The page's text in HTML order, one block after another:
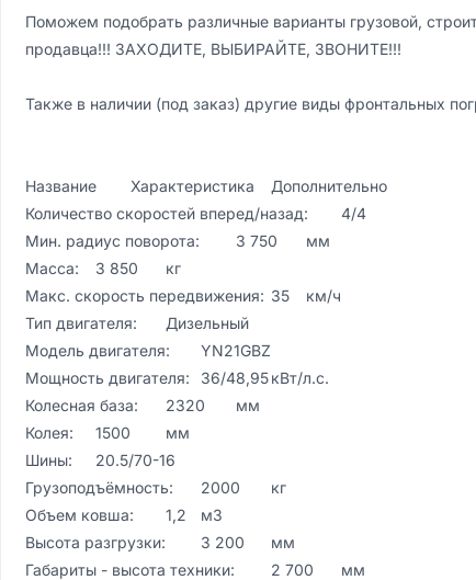
Поможем подобрать различные варианты грузовой,
продавца!!! ЗАХОДИТЕ, ВЫБИРАЙТЕ, ЗВОНИТЕ!!!
Также в наличии (под заказ) другие виды фронтальных
Название	Характеристика	Дополнительно
Количество скоростей вперед/назад:	4/4
Мин. радиус поворота:	3 750	мм
Масса:	3 850	кг
Макс. скорость передвижения:	35	км/ч
Тип двигателя:	Дизельный
Модель двигателя:	YN21GBZ
Мощность двигателя:	36/48,95	кВт/л.с.
Колесная база:	2320	мм
Колея:	1500	мм
Шины:	20.5/70-16
Грузоподъёмность:	2000	кг
Объем ковша:	1,2	м3
Высота разгрузки:	3 200	мм
Габариты - высота техники:	2 700	мм